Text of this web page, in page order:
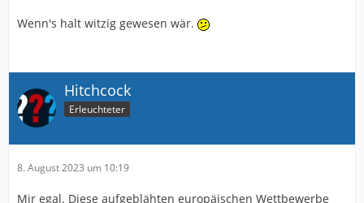
Wenn's halt witzig gewesen wär.
Hitchcock
Erleuchteter
8. August 2023 um 10:19
Mir egal. Diese aufgeblähten europäischen Wettbewerbe